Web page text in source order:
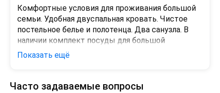
Комфортные условия для проживания большой
семьи. Удобная двуспальная кровать. Чистое
постельное белье и полотенца. Два санузла. В
наличии комплект посуды для большой
компании. Установлены варочная панель и
духовой шкаф, холодильник, микроволновка.
Минусы
Показать ещё
Часто задаваемые вопросы